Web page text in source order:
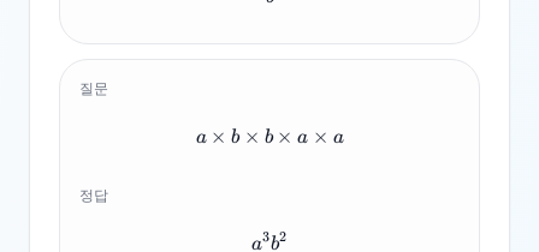
질문
a \times b \times b \times a
a × b × b × a × a
정답
a^3b^2
a3b2